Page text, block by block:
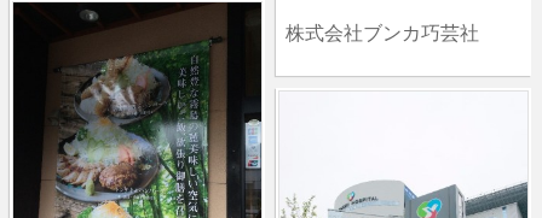
株式会社ブンカ巧芸社